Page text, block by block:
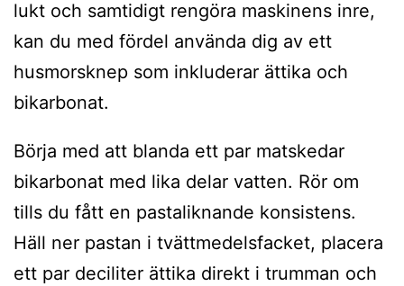
lukt och samtidigt rengöra maskinens inre,
kan du med fördel använda dig av ett
husmorsknep som inkluderar ättika och
bikarbonat.
Börja med att blanda ett par matskedar
bikarbonat med lika delar vatten. Rör om
tills du fått en pastaliknande konsistens.
Häll ner pastan i tvättmedelsfacket, placera
ett par deciliter ättika direkt i trumman och